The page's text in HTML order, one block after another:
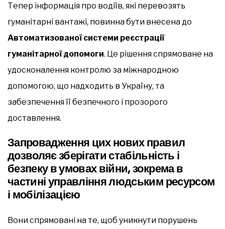
Тепер інформація про водіїв, які перевозять
гуманітарні вантажі, повинна бути внесена до
Автоматизованої системи реєстрації
гуманітарної допомоги. Це рішення спрямоване на
удосконалення контролю за міжнародною
допомогою, що надходить в Україну, та
забезпечення її безпечного і прозорого
доставлення.
Запровадження цих нових правил
дозволяє зберігати стабільність і
безпеку в умовах війни, зокрема в
частині управління людським ресурсом
і мобілізацією
Вони спрямовані на те, щоб уникнути порушень